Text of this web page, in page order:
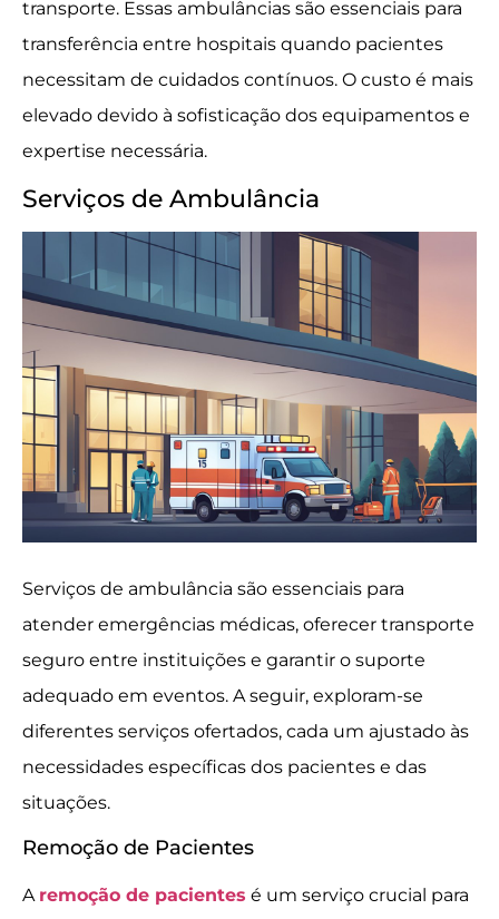
transporte. Essas ambulâncias são essenciais para
transferência entre hospitais quando pacientes
necessitam de cuidados contínuos. O custo é mais
elevado devido à sofisticação dos equipamentos e
expertise necessária.
Serviços de Ambulância
Serviços de ambulância são essenciais para
atender emergências médicas, oferecer transporte
seguro entre instituições e garantir o suporte
adequado em eventos. A seguir, exploram-se
diferentes serviços ofertados, cada um ajustado às
necessidades específicas dos pacientes e das
situações.
Remoção de Pacientes
A remoção de pacientes é um serviço crucial para